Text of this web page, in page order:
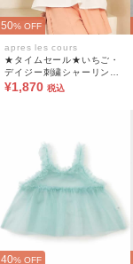
50% OFF
apres les cours
★タイムセール★いちご・
デイジー刺繍シャーリング
トップス
¥1,870 税込
40% OFF